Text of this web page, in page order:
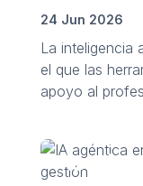
24 Jun 2026
La inteligencia
el que las
apoyo al